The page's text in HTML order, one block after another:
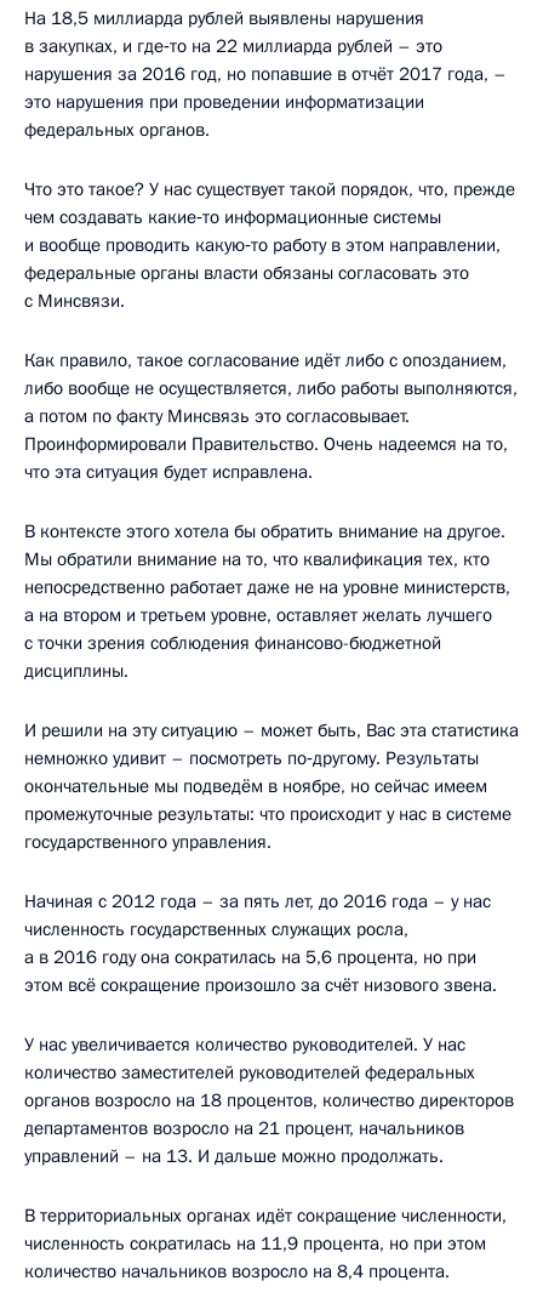
На 18,5 миллиарда рублей выявлены нарушения
в закупках, и где‑то на 22 миллиарда рублей – это
нарушения за 2016 год, но попавшие в отчёт 2017 года, –
это нарушения при проведении информатизации
федеральных органов.
Что это такое? У нас существует такой порядок, что, прежде
чем создавать какие‑то информационные системы
и вообще проводить какую‑то работу в этом направлении,
федеральные органы власти обязаны согласовать это
с Минсвязи.
Как правило, такое согласование идёт либо с опозданием,
либо вообще не осуществляется, либо работы выполняются,
а потом по факту Минсвязь это согласовывает.
Проинформировали Правительство. Очень надеемся на то,
что эта ситуация будет исправлена.
В контексте этого хотела бы обратить внимание на другое.
Мы обратили внимание на то, что квалификация тех, кто
непосредственно работает даже не на уровне министерств,
а на втором и третьем уровне, оставляет желать лучшего
с точки зрения соблюдения финансово-бюджетной
дисциплины.
И решили на эту ситуацию – может быть, Вас эта статистика
немножко удивит – посмотреть по‑другому. Результаты
окончательные мы подведём в ноябре, но сейчас имеем
промежуточные результаты: что происходит у нас в системе
государственного управления.
Начиная с 2012 года – за пять лет, до 2016 года – у нас
численность государственных служащих росла,
а в 2016 году она сократилась на 5,6 процента, но при
этом всё сокращение произошло за счёт низового звена.
У нас увеличивается количество руководителей. У нас
количество заместителей руководителей федеральных
органов возросло на 18 процентов, количество директоров
департаментов возросло на 21 процент, начальников
управлений – на 13. И дальше можно продолжать.
В территориальных органах идёт сокращение численности,
численность сократилась на 11,9 процента, но при этом
количество начальников возросло на 8,4 процента.